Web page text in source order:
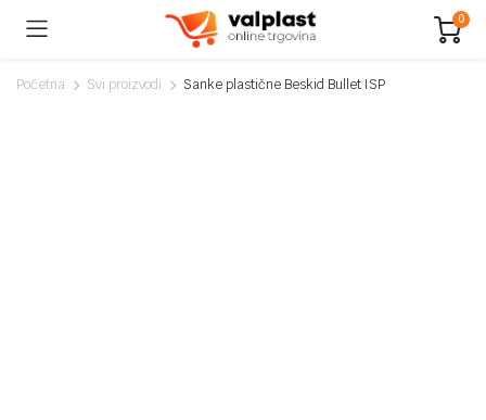
0
Početna Svi proizvodi Sanke plastične Beskid Bullet ISP